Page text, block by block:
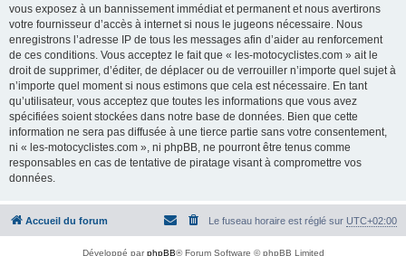
vous exposez à un bannissement immédiat et permanent et nous avertirons
votre fournisseur d’accès à internet si nous le jugeons nécessaire. Nous
enregistrons l’adresse IP de tous les messages afin d’aider au renforcement
de ces conditions. Vous acceptez le fait que « les-motocyclistes.com » ait le
droit de supprimer, d’éditer, de déplacer ou de verrouiller n’importe quel sujet à
n’importe quel moment si nous estimons que cela est nécessaire. En tant
qu’utilisateur, vous acceptez que toutes les informations que vous avez
spécifiées soient stockées dans notre base de données. Bien que cette
information ne sera pas diffusée à une tierce partie sans votre consentement,
ni « les-motocyclistes.com », ni phpBB, ne pourront être tenus comme
responsables en cas de tentative de piratage visant à compromettre vos
données.
Accueil du forum Le fuseau horaire est réglé sur UTC+02:00
Développé parphpBB® Forum Software © phpBB Limited